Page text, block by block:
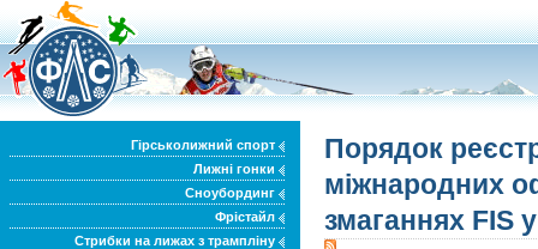
Гірськолижний спорт
Лижні гонки
Сноубординг
Фрістайл
Стрибки на лижах з трампліну
Порядок
міжнародних
змаганнях FIS